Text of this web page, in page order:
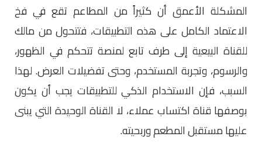
المشكلة الأعمق أن كثيراً من المطاعم تقع في فخ
الاعتماد الكامل على هذه التطبيقات، فتتحول من مالك
للقناة البيعية إلى طرف تابع لمنصة تتحكم في الظهور،
والرسوم، وتجربة المستخدم، وحتى تفضيلات العرض. لهذا
السبب، فإن الاستخدام الذكي للتطبيقات يجب أن يكون
بوصفها قناة اكتساب عملاء، لا القناة الوحيدة التي يبنى
عليها مستقبل المطعم وربحيته.